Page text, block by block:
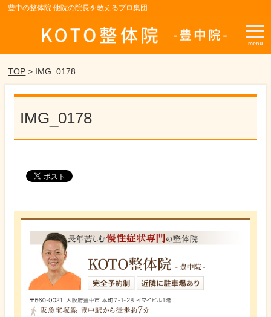
豊中の整体院 他院の院長を教えるプロ集団
menu
TOP > IMG_0178
IMG_0178